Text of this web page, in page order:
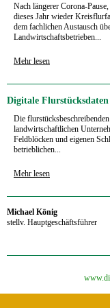
Nach längerer Corona-
dieses Jahr wieder
dem fachlichen Austausch
Landwirtschaftsbetrieben...
Mehr lesen
Digitale
Die
landwirtschaftlichen
Feldblöcken und eigenen
betrieblichen...
Mehr lesen
Michael König
stellv. Hauptgeschäftsführer